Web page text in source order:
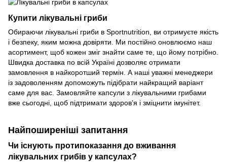
Купити лікувальні гриби
Обираючи лікувальні гриби в Sportnutrition, ви отримуєте якість
і безпеку, яким можна довіряти. Ми постійно оновлюємо наш
асортимент, щоб кожен зміг знайти саме те, що йому потрібно.
Швидка доставка по всій Україні дозволяє отримати
замовлення в найкоротший термін. А наші уважні менеджери
із задоволенням допоможуть підібрати найкращий варіант
саме для вас. Замовляйте капсули з лікувальними грибами
вже сьогодні, щоб підтримати здоров’я і зміцнити імунітет.
Найпоширеніші запитання
Чи існують протипоказання до вживання
лікувальних грибів у капсулах?